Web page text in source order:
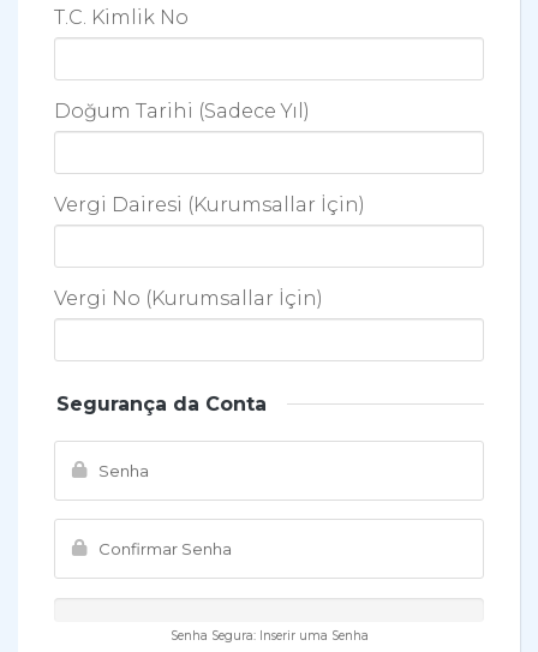
T.C. Kimlik No
Doğum Tarihi (Sadece Yıl)
Vergi Dairesi (Kurumsallar İçin)
Vergi No (Kurumsallar İçin)
Segurança da Conta
Senha Segura: Inserir uma Senha